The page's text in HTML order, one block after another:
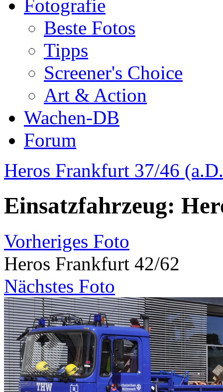
Fotografie
Beste Fotos
Tipps
Screener's Choice
Art & Action
Wachen-DB
Forum
Heros Frankfurt 37/46
Einsatzfahrzeug:
Vorheriges Foto
Heros Frankfurt 42/62
Nächstes Foto